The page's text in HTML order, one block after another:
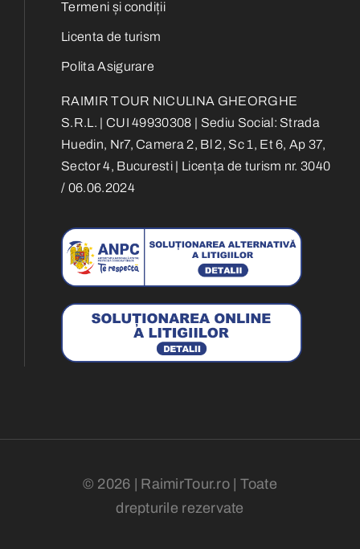
Termeni și condiții
Licenta de turism
Polita Asigurare
RAIMIR TOUR NICULINA GHEORGHE
S.R.L. | CUI 49930308 | Sediu Social: Strada
Huedin, Nr7, Camera 2, Bl 2, Sc 1, Et 6, Ap 37,
Sector 4, Bucuresti | Licența de turism nr. 3040
/ 06.06.2024
© 2026 | RaimirTour.ro | Toate
drepturile rezervate